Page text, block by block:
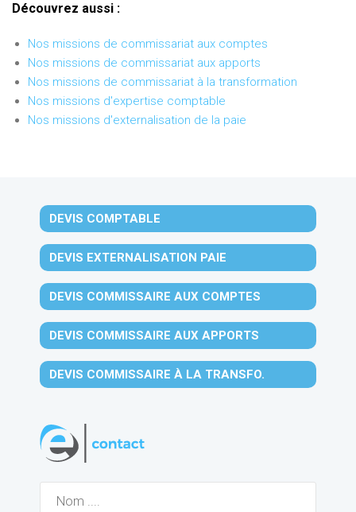
Découvrez aussi :
Nos missions de commissariat aux comptes
Nos missions de commissariat aux apports
Nos missions de commissariat à la transformation
Nos missions d'expertise comptable
Nos missions d'externalisation de la paie
DEVIS COMPTABLE
DEVIS EXTERNALISATION PAIE
DEVIS COMMISSAIRE AUX COMPTES
DEVIS COMMISSAIRE AUX APPORTS
DEVIS COMMISSAIRE À LA TRANSFO.